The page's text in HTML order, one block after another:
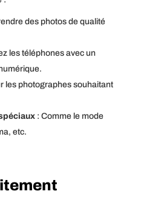
des photos de qualité
les téléphones avec un
les photographes souhaitant
: Comme le mode
etc.